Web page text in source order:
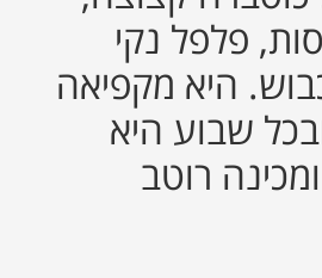
פלפל נקי
כבוש. היא מקפיאה
שבוע היא
רוטב